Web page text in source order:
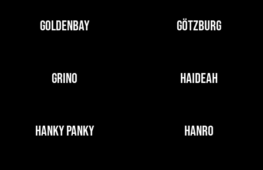
GOLDENBAY GÖTZBURG
GRINO HAIDEAH
HANKY PANKY HANRO